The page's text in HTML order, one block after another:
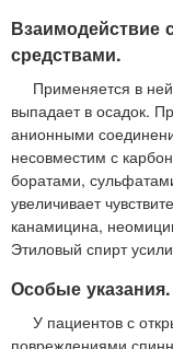
Взаимодействие
средствами.
Применяется в
выпадает в осадок.
анионными
несовместим с
боратами,
увеличивает
канамицина,
Этиловый спирт
Особые указания.
У пациентов с